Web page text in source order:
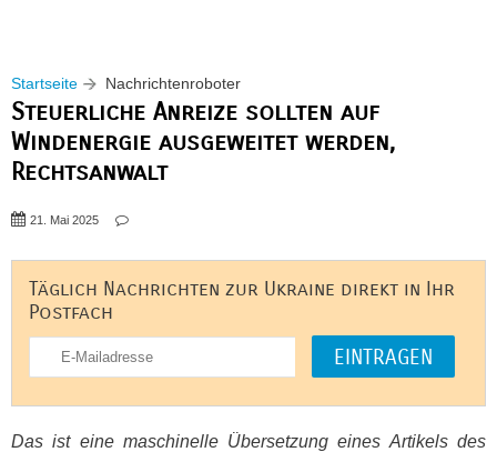
Startseite Nachrichtenroboter
Steuerliche Anreize sollten auf
Windenergie ausgeweitet werden,
Rechtsanwalt
21. Mai 2025
Täglich Nachrichten zur Ukraine direkt in Ihr
Postfach
Das ist eine maschinelle Übersetzung eines Artikels des